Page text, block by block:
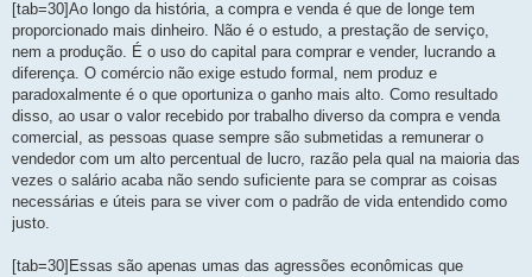
[tab=30]Ao longo da história, a compra e venda é que de longe tem
proporcionado mais dinheiro. Não é o estudo, a prestação de serviço,
nem a produção. É o uso do capital para comprar e vender, lucrando a
diferença. O comércio não exige estudo formal, nem produz e
paradoxalmente é o que oportuniza o ganho mais alto. Como resultado
disso, ao usar o valor recebido por trabalho diverso da compra e venda
comercial, as pessoas quase sempre são submetidas a remunerar o
vendedor com um alto percentual de lucro, razão pela qual na maioria das
vezes o salário acaba não sendo suficiente para se comprar as coisas
necessárias e úteis para se viver com o padrão de vida entendido como
justo.
[tab=30]Essas são apenas umas das agressões econômicas que